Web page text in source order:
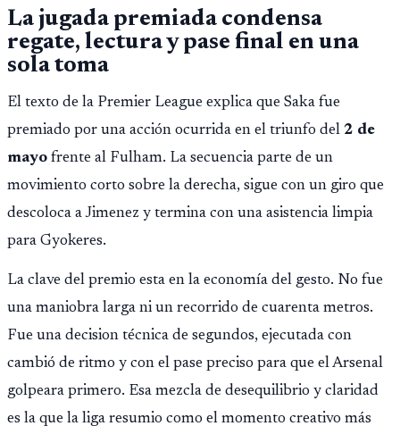
La jugada premiada condensa
regate, lectura y pase final en una
sola toma
El texto de la Premier League explica que Saka fue
premiado por una acción ocurrida en el triunfo del 2 de
mayo frente al Fulham. La secuencia parte de un
movimiento corto sobre la derecha, sigue con un giro que
descoloca a Jimenez y termina con una asistencia limpia
para Gyokeres.
La clave del premio esta en la economía del gesto. No fue
una maniobra larga ni un recorrido de cuarenta metros.
Fue una decision técnica de segundos, ejecutada con
cambió de ritmo y con el pase preciso para que el Arsenal
golpeara primero. Esa mezcla de desequilibrio y claridad
es la que la liga resumio como el momento creativo más